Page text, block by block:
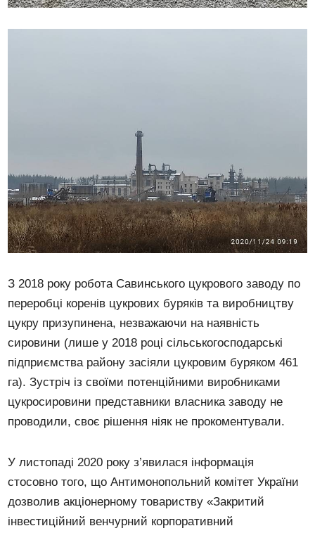
З 2018 року робота Савинського цукрового заводу по
переробці коренів цукрових буряків та виробництву
цукру призупинена, незважаючи на наявність
сировини (лише у 2018 році сільськогосподарські
підприємства району засіяли цукровим буряком 461
га). Зустріч із своїми потенційними виробниками
цукросировини представники власника заводу не
проводили, своє рішення ніяк не прокоментували.
У листопаді 2020 року з’явилася інформація
стосовно того, що Антимонопольний комітет України
дозволив акціонерному товариству «Закритий
інвестиційний венчурний корпоративний